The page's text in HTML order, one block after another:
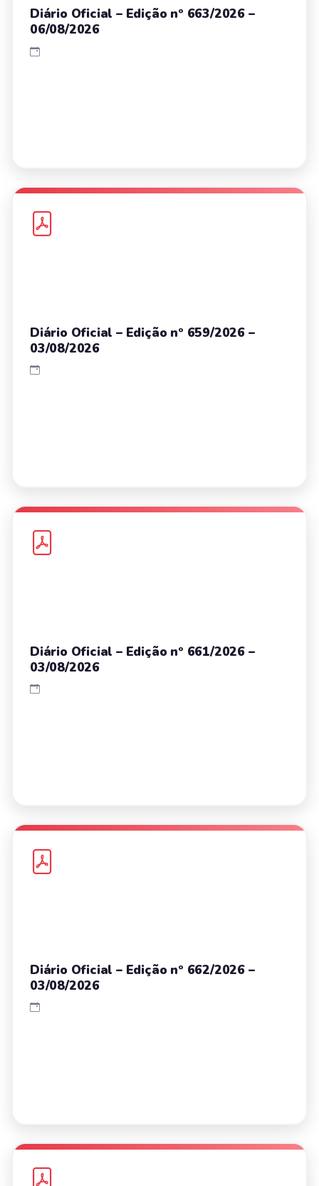
Diário Oficial – Edição nº 663/2026 –
06/08/2026
Diário Oficial – Edição nº 659/2026 –
03/08/2026
Diário Oficial – Edição nº 661/2026 –
03/08/2026
Diário Oficial – Edição nº 662/2026 –
03/08/2026